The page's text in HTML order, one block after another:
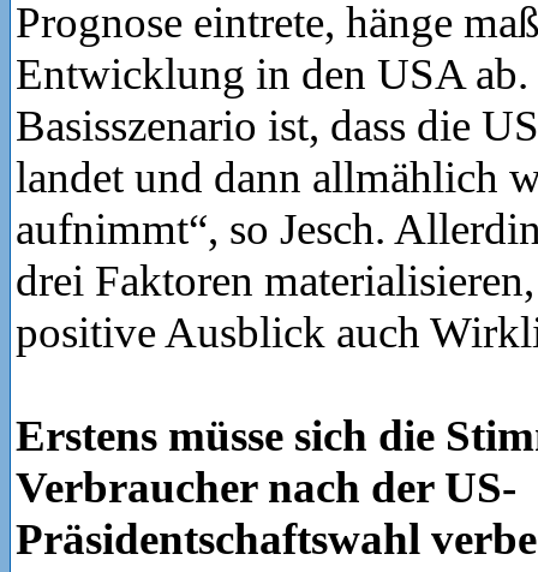
Prognose eintrete, hänge
Entwicklung in den USA ab.
Basisszenario ist, dass die
landet und dann allmählich
aufnimmt“, so Jesch.
drei Faktoren
positive Ausblick auch
Erstens müsse sich die
Verbraucher nach der US-
Präsidentschaftswahl